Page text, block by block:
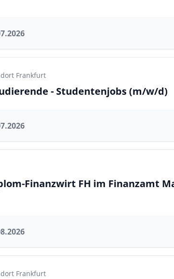
Frankfurt
- Studentenjobs(m/w/d)
Finanzwirt FH im Finanzamt
Frankfurt